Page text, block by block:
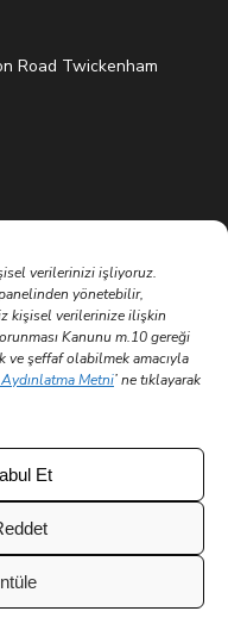
verilerinizi işliyoruz.
yönetebilir,
kişisel verilerinize ilişkin
Kanunu m.10 gereği
şeffaf olabilmek amacıyla
Metni’ ne tıklayarak
Et
Road Twickenham